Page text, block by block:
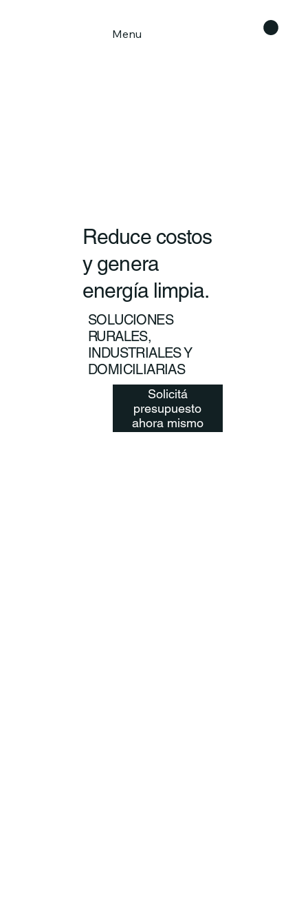
Menu
Reduce costos
y genera
energía limpia.
SOLUCIONES
RURALES,
INDUSTRIALES Y
DOMICILIARIAS
Solicitá
presupuesto
ahora mismo